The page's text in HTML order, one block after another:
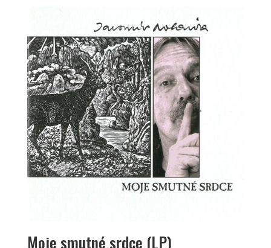
Moje smutné srdce (LP)